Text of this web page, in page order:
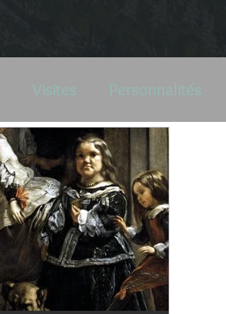
Visites Personnalités